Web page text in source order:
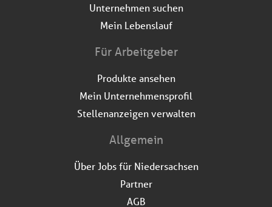
Unternehmen suchen
Mein Lebenslauf
Für Arbeitgeber
Produkte ansehen
Mein Unternehmensprofil
Stellenanzeigen verwalten
Allgemein
Über Jobs für Niedersachsen
Partner
AGB